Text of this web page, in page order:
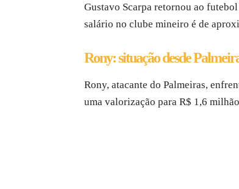
Gustavo Scarpa retornou ao
salário no clube mineiro é de
Rony: situação desde
Rony, atacante do Palmeiras,
uma valorização para R$ 1,6